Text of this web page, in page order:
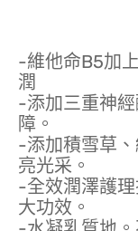
-維他命B5加
潤
-添加三重神
障。
-添加積雪草
亮光采。
-全效潤澤護
大功效。